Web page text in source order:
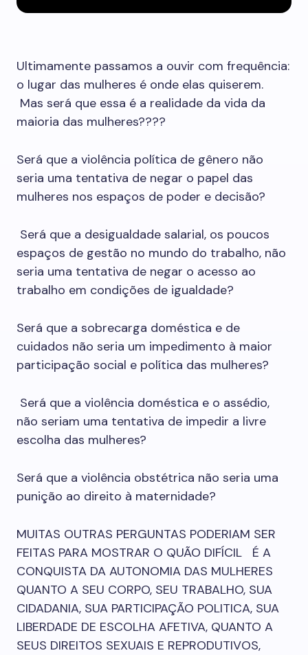
Ultimamente passamos a ouvir com frequência:
o lugar das mulheres é onde elas quiserem.
Mas será que essa é a realidade da vida da
maioria das mulheres????
Será que a violência política de gênero não
seria uma tentativa de negar o papel das
mulheres nos espaços de poder e decisão?
Será que a desigualdade salarial, os poucos
espaços de gestão no mundo do trabalho, não
seria uma tentativa de negar o acesso ao
trabalho em condições de igualdade?
Será que a sobrecarga doméstica e de
cuidados não seria um impedimento à maior
participação social e política das mulheres?
Será que a violência doméstica e o assédio,
não seriam uma tentativa de impedir a livre
escolha das mulheres?
Será que a violência obstétrica não seria uma
punição ao direito à maternidade?
MUITAS OUTRAS PERGUNTAS PODERIAM SER
FEITAS PARA MOSTRAR O QUÃO DIFÍCIL É A
CONQUISTA DA AUTONOMIA DAS MULHERES
QUANTO A SEU CORPO, SEU TRABALHO, SUA
CIDADANIA, SUA PARTICIPAÇÃO POLITICA, SUA
LIBERDADE DE ESCOLHA AFETIVA, QUANTO A
SEUS DIREITOS SEXUAIS E REPRODUTIVOS,